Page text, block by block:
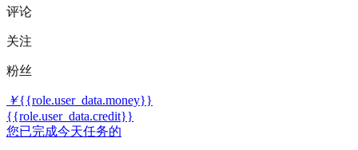
评论
关注
粉丝
￥{{role.user_data.money}}
{{role.user_data.credit}}
您已完成今天任务的